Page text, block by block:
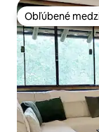
Obľúbené
Obľúbené